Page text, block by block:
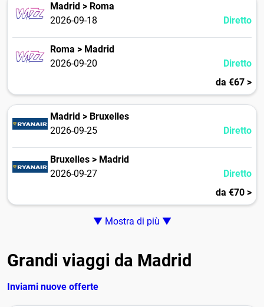
Madrid > Roma
2026-09-18
Diretto
Roma > Madrid
2026-09-20
Diretto
da €67 >
Madrid > Bruxelles
2026-09-25
Diretto
Bruxelles > Madrid
2026-09-27
Diretto
da €70 >
▼ Mostra di più ▼
Grandi viaggi da Madrid
Inviami nuove offerte